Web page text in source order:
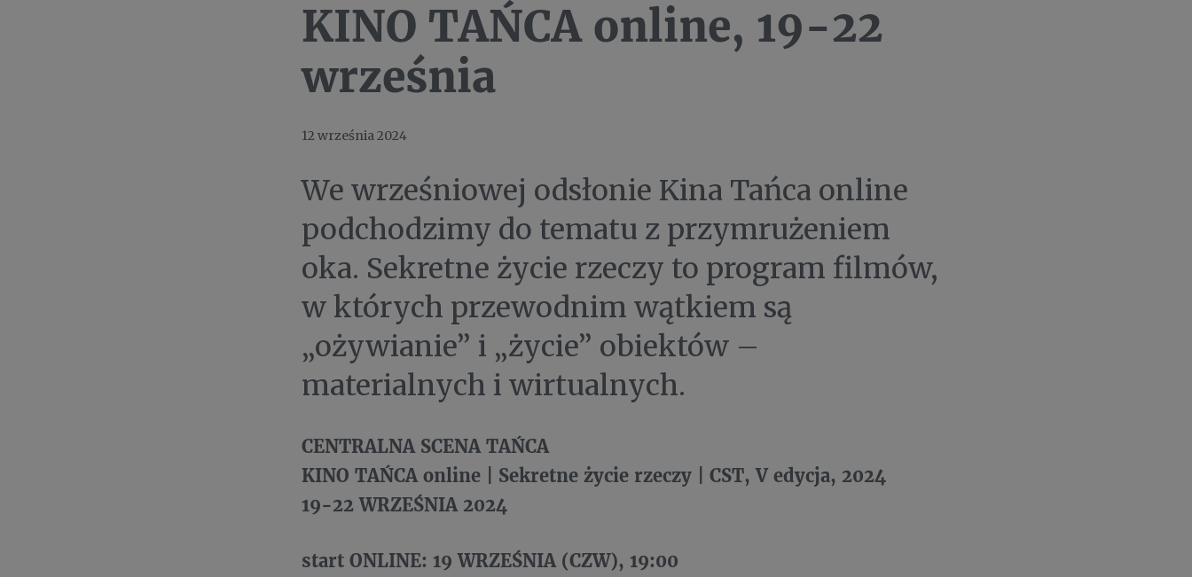
KINO TAŃCA online, 19-22
września
12 września 2024
We wrześniowej odsłonie Kina Tańca online
podchodzimy do tematu z przymrużeniem
oka. Sekretne życie rzeczy to program filmów,
w których przewodnim wątkiem są
„ożywianie” i „życie” obiektów –
materialnych i wirtualnych.
CENTRALNA SCENA TAŃCA
KINO TAŃCA online | Sekretne życie rzeczy | CST, V edycja, 2024
19-22 WRZEŚNIA 2024
start ONLINE: 19 WRZEŚNIA (CZW), 19:00